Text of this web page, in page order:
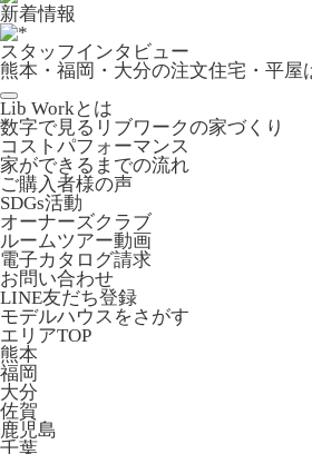
新着情報
スタッフインタビュー
熊本・福岡・大分の注文住宅・平屋
Lib Workとは
数字で見るリブワークの家づくり
コストパフォーマンス
家ができるまでの流れ
ご購入者様の声
SDGs活動
オーナーズクラブ
ルームツアー動画
電子カタログ請求
お問い合わせ
LINE友だち登録
モデルハウスをさがす
エリアTOP
熊本
福岡
大分
佐賀
鹿児島
千葉